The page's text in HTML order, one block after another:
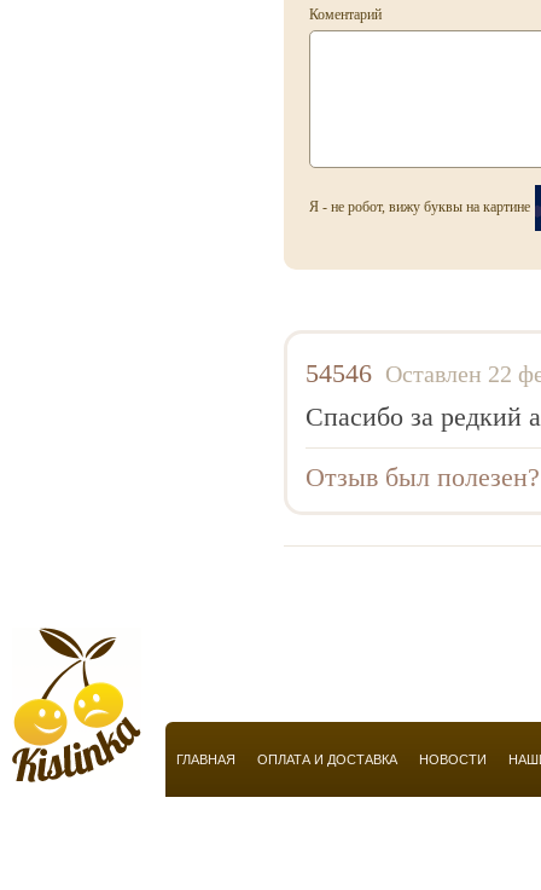
Automobili Lamborghini
Azzaro
Baldessarini
Baldinini
Коментарий
Я - не робот, вижу буквы на картине
54546 Оставлен 22
Спасибо за редкий
Отзыв был
ГЛАВНАЯ ОПЛАТА И ДОСТАВКА НОВОСТИ